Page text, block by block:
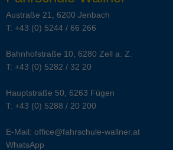
Austraße 21, 6200 Jenbach
T: +43 (0) 5244 / 66 266
Bahnhofstraße 10, 6280 Zell a. Z.
T: +43 (0) 5282 / 32 20
Hauptstraße 50, 6263 Fügen
T: +43 (0) 5288 / 20 200
E-Mail: office@fahrschule-wallner.at
WhatsApp